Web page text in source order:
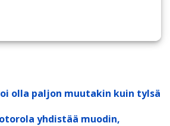
olla paljon muutakin kuin tylsä
yhdistää muodin,